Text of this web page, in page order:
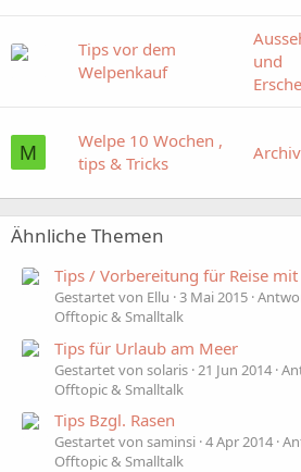
Tips vor dem
Welpenkauf
und
M
Welpe 10 Wochen ,
tips & Tricks
Archiv
Ähnliche Themen
Tips / Vorbereitung für Reise
Gestartet von Ellu 3 Mai 2015
Offtopic & Smalltalk
Tips für Urlaub am Meer
Gestartet von solaris 21 Jun 2014
Offtopic & Smalltalk
Tips Bzgl. Rasen
Gestartet von saminsi 4 Apr 2014
Offtopic & Smalltalk